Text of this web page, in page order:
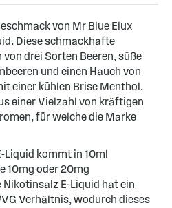
von Mr Blue Elux
Diese schmackhafte
drei Sorten Beeren, süße
und einen Hauch von
einer kühlen Brise Menthol.
einer Vielzahl von kräftigen
für welche die Marke
Liquid kommt in 10ml
10mg oder 20mg
E-Liquid hat ein
Verhältnis, wodurch dieses